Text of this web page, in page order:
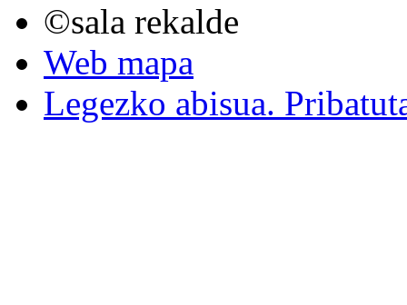
©sala rekalde
Web mapa
Legezko abisua.